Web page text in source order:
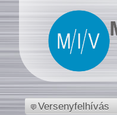
Versenyfelhívás